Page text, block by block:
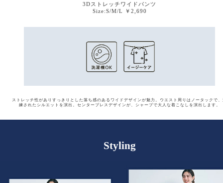
3Dストレッチワイドパンツ
Size:S/M/L ￥2,690
ストレッチ性がありすっきりとした落ち感のあるワイドデザインが魅力。
ウエスト周りはノータックで
練されたシルエットを演出。 センタープレスデザインが、シャープで大人な着こなしを演出します。
Styling